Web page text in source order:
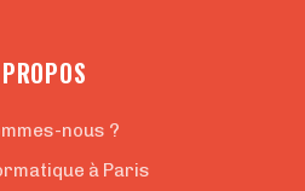
nous ?
à Paris